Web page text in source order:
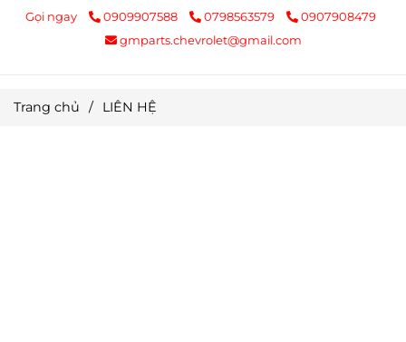
Gọi ngay 0909907588 0798563579
0907908479
gmparts.chevrolet@gmail.com
Trang chủ / LIÊN HỆ